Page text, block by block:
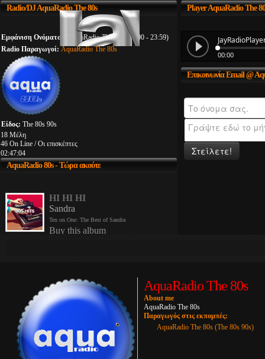
Radio/DJAquaRadio The 80s
Εμφάνιση Ονόματος:
AquaRadio The 80s (00:00 - 23:59)
Radio Παραγωγοί: AquaRadio The 80s
Είδος: The 80s 90s
18 Μέλη
46 On Line / Οι επισκέπτες
02:47:04
AquaRadio80s - Τώρα ακούτε
PlayerAquaRadio The
ΕπικοινωνίαEmail @
Στείλετε!
AquaRadio The 80s
About me
AquaRadio The 80s
Παραγωγός στις εκπομπές:
AquaRadio The 80s (The 80s 90s)